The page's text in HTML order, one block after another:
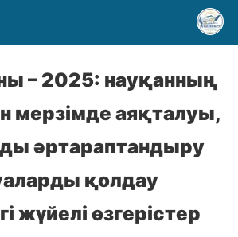
– 2025: науқанның
мерзімде аяқталуы,
әртараптандыру
қолдау
жүйелі өзгерістер